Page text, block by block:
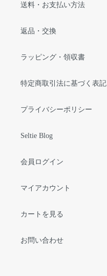
送料・お支払い方法
返品・交換
ラッピング・領収書
特定商取引法に基づく表記
プライバシーポリシー
Seltie Blog
会員ログイン
マイアカウント
カートを見る
お問い合わせ